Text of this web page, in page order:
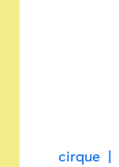
cirque